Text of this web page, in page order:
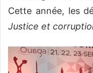
Cette année, les
Justice et